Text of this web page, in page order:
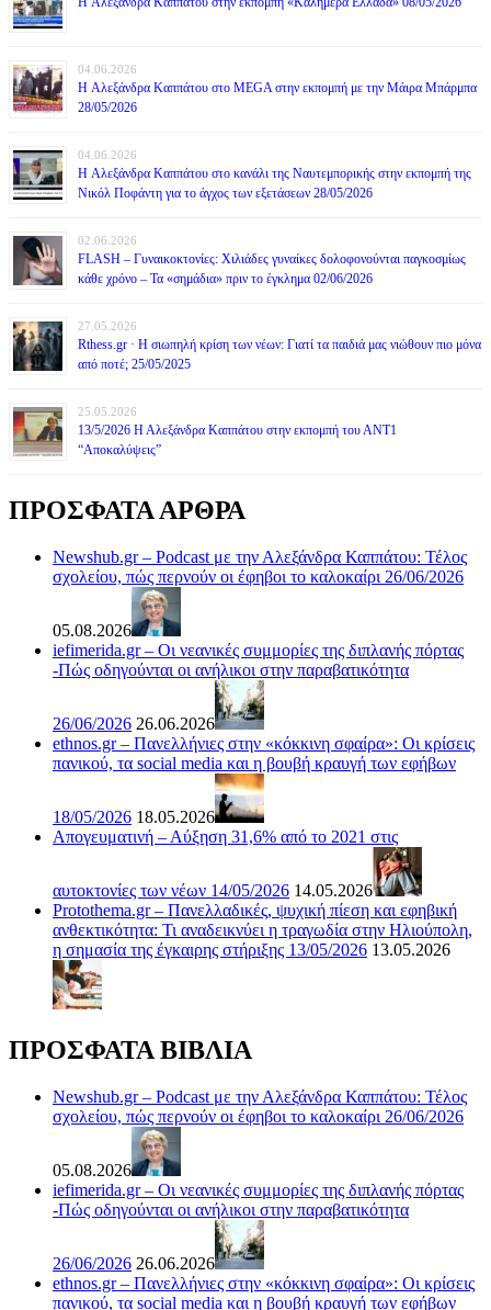
04.06.2026
H Αλεξάνδρα Καππάτου στο MEGA στην εκπομπή με την Μάιρα Mπάρμπα
28/05/2026
04.06.2026
H Αλεξάνδρα Καππάτου στο κανάλι της Ναυτεμπορικής στην εκπομπή της
Νικόλ Ποφάντη για το άγχος των εξετάσεων 28/05/2026
02.06.2026
FLASH – Γυναικοκτονίες: Χιλιάδες γυναίκες δολοφονούνται παγκοσμίως
κάθε χρόνο – Τα «σημάδια» πριν το έγκλημα 02/06/2026
27.05.2026
Rthess.gr · Η σιωπηλή κρίση των νέων: Γιατί τα παιδιά μας νιώθουν πιο μόνα
από ποτέ; 25/05/2025
25.05.2026
13/5/2026 Η Αλεξάνδρα Καππάτου στην εκπομπή του ΑΝΤ1
“Αποκαλύψεις”
ΠΡΟΣΦΑΤΑ ΑΡΘΡΑ
Newshub.gr – Podcast με την Αλεξάνδρα Καππάτου: Τέλος
σχολείου, πώς περνούν οι έφηβοι το καλοκαίρι 26/06/2026
05.08.2026
iefimerida.gr – Οι νεανικές συμμορίες της διπλανής πόρτας
-Πώς οδηγούνται οι ανήλικοι στην παραβατικότητα
26/06/2026 26.06.2026
ethnos.gr – Πανελλήνιες στην «κόκκινη σφαίρα»: Οι κρίσεις
πανικού, τα social media και η βουβή κραυγή των εφήβων
18/05/2026 18.05.2026
Απογευματινή – Αύξηση 31,6% από το 2021 στις
αυτοκτονίες των νέων 14/05/2026 14.05.2026
Protothema.gr – Πανελλαδικές, ψυχική πίεση και εφηβική
ανθεκτικότητα: Τι αναδεικνύει η τραγωδία στην Ηλιούπολη,
η σημασία της έγκαιρης στήριξης 13/05/2026 13.05.2026
ΠΡΟΣΦΑΤΑ ΒΙΒΛΙΑ
Newshub.gr – Podcast με την Αλεξάνδρα Καππάτου: Τέλος
σχολείου, πώς περνούν οι έφηβοι το καλοκαίρι 26/06/2026
05.08.2026
iefimerida.gr – Οι νεανικές συμμορίες της διπλανής πόρτας
-Πώς οδηγούνται οι ανήλικοι στην παραβατικότητα
26/06/2026 26.06.2026
ethnos.gr – Πανελλήνιες στην «κόκκινη σφαίρα»: Οι κρίσεις
πανικού, τα social media και η βουβή κραυγή των εφήβων